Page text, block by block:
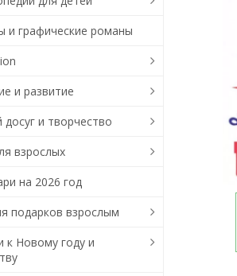
и графические романы
и развитие
досуг и творчество
взрослых
на 2026 год
подарков взрослым
к Новому году и